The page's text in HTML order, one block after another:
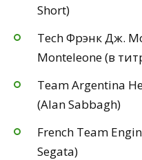
Short)
Tech Фрэнк Дж.
Monteleone (в
Team Argentina
(Alan Sabbagh)
French Team
Segata)